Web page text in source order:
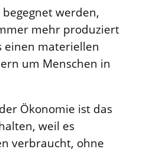
begegnet werden,
mehr produziert
einen materiellen
um Menschen in
Ökonomie ist das
weil es
verbraucht, ohne